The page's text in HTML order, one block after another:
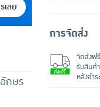
เลย
กษร
การจัดส่ง
จัดส่งฟ
รับสินค้
หลังชำร